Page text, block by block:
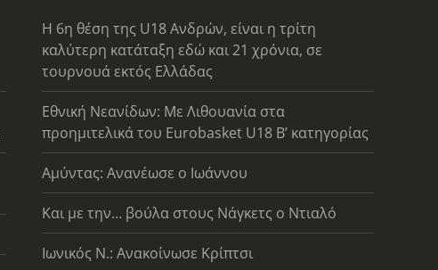
Η 6η θέση της U18 Ανδρών, είναι η τρίτη
καλύτερη κατάταξη εδώ και 21 χρόνια, σε
τουρνουά εκτός Ελλάδας
Εθνική Νεανίδων: Με Λιθουανία στα
προημιτελικά του Eurobasket U18 Β’ κατηγορίας
Αμύντας: Ανανέωσε ο Ιωάννου
Και με την… βούλα στους Νάγκετς ο Ντιαλό
Ιωνικός Ν.: Ανακοίνωσε Κρίπτσι